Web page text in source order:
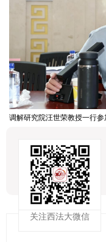
关注西法大微信